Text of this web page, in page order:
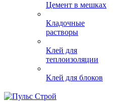
Цемент в мешках
Кладочные
растворы
Клей для
теплоизоляции
Клей для блоков